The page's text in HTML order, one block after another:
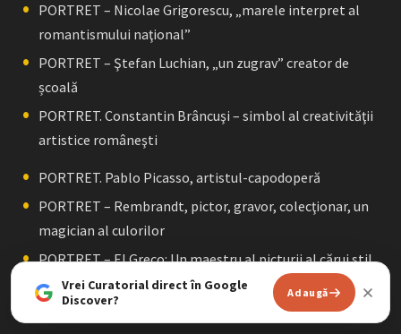
PORTRET – Nicolae Grigorescu, „marele interpret al
romantismului naţional”
PORTRET – Ştefan Luchian, „un zugrav” creator de
școală
PORTRET. Constantin Brâncuşi – simbol al creativităţii
artistice româneşti
PORTRET. Pablo Picasso, artistul-capodoperă
PORTRET – Rembrandt, pictor, gravor, colecţionar, un
magician al culorilor
PORTRET – El Greco: Un maestru al picturii al cărui stil
tulburător a fost redescoperit după sute de ani de la
moartea sa
Vrei Curatorial direct în Google
Discover?
Adaugă